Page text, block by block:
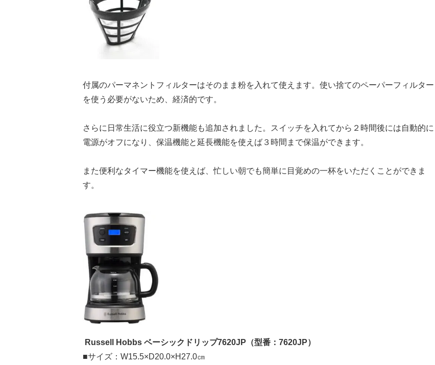
付属のパーマネントフィルターはそのまま粉を入れて使えます。使い捨てのペーパーフィルター
を使う必要がないため、経済的です。
さらに日常生活に役立つ新機能も追加されました。スイッチを入れてから２時間後には自動的に
電源がオフになり、保温機能と延長機能を使えば３時間まで保温ができます。
また便利なタイマー機能を使えば、忙しい朝でも簡単に目覚めの一杯をいただくことができま
す。
Russell Hobbs ベーシックドリップ7620JP（型番：7620JP）
■サイズ：W15.5×D20.0×H27.0㎝